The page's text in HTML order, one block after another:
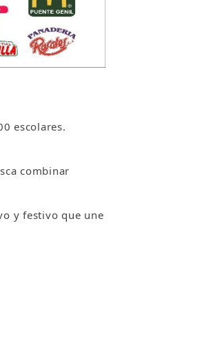
escolares.
combinar
y festivo que une